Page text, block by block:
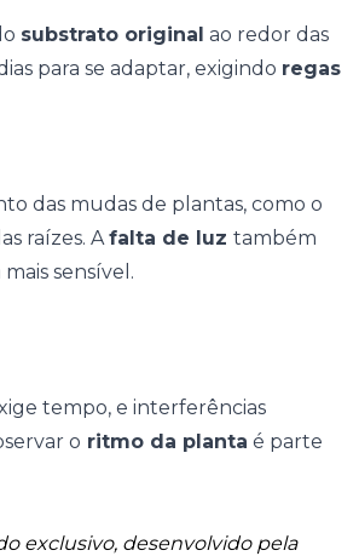
substrato original ao redor das
para se adaptar, exigindo regas
das mudas de plantas, como o
raízes. Afalta de luz também
sensível.
tempo, e interferências
o ritmo da planta é parte
exclusivo, desenvolvido pela